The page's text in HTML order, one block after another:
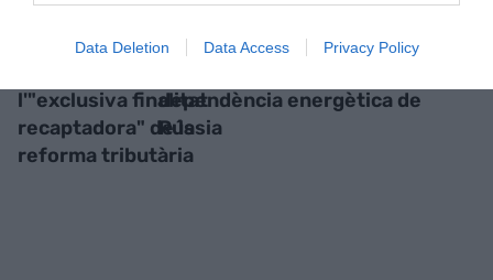
Data Deletion Data Access Privacy Policy
l'"exclusiva finalitat
recaptadora" de la
reforma tributària
dependència energètica de
Rússia